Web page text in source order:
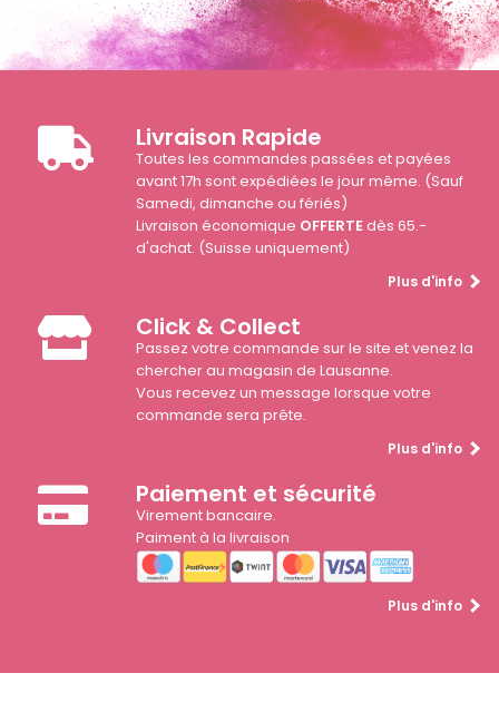
Livraison Rapide
Toutes les commandes passées et payées
avant 17h sont expédiées le jour même. (Sauf
Samedi, dimanche ou fériés)
Livraison économique OFFERTEdès 65.-
d'achat. (Suisse uniquement)
Plus d'info
Click & Collect
Passez votre commande sur le site et venez la
chercher au magasin de Lausanne.
Vous recevez un message lorsque votre
commande sera prête.
Plus d'info
Paiement et sécurité
Virement bancaire.
Paiment à la livraison
Plus d'info